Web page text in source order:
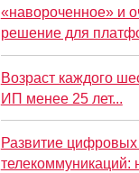
«навороченное» и
решение для
Возраст каждого
ИП менее 25 лет...
Развитие
телекоммуникаций: